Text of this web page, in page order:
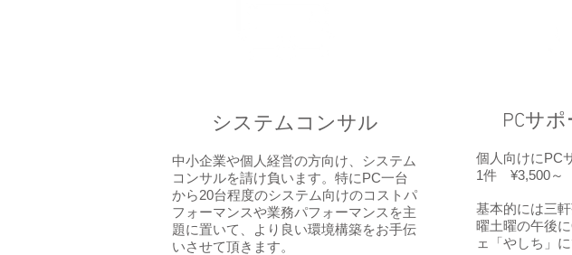
システムコンサル
中小企業や個人経営の方向け、システム
コンサルを請け負います。特にPC一台
から20台程度のシステム向けのコストパ
フォーマンスや業務パフォーマンスを主
題に置いて、より良い環境構築をお手伝
いさせて頂きます。
PCサ
個人向けにPC
1件 ¥3,500～
基本的には三
曜土曜の午後
ェ「やしち」